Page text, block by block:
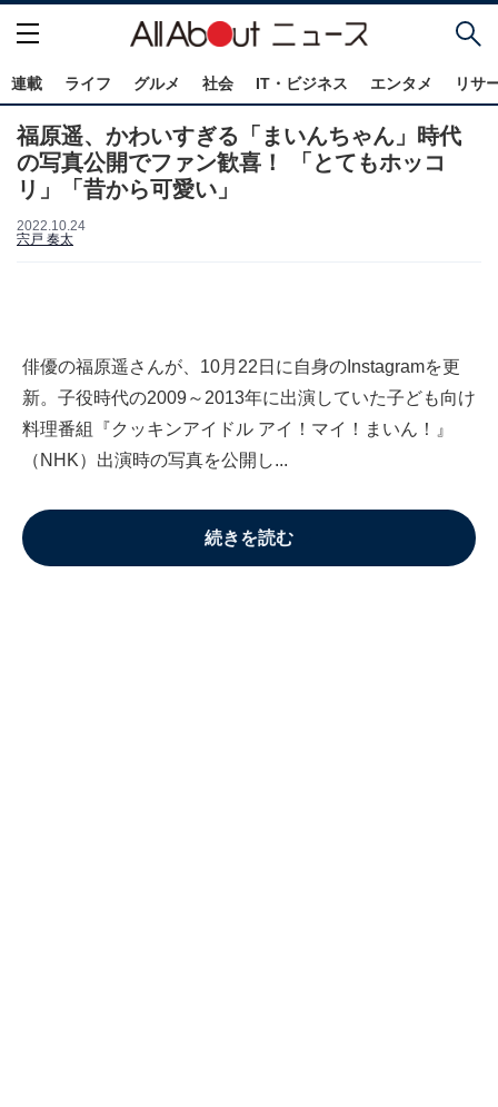
連載 ライフ グルメ 社会 IT・ビジネス エンタメ リサ
福原遥、かわいすぎる「まいんちゃん」時代
の写真公開でファン歓喜！ 「とてもホッコ
リ」「昔から可愛い」
2022.10.24
宍戸 奏太
俳優の福原遥さんが、10月22日に自身のInstagramを更
新。子役時代の2009～2013年に出演していた子ども向け
料理番組『クッキンアイドル アイ！マイ！まいん！』
（NHK）出演時の写真を公開し...
続きを読む